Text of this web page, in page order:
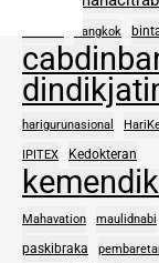
Bangkok
harigurunasional
IPITEX Kedokteran
Mahavation maulidnabi
paskibraka